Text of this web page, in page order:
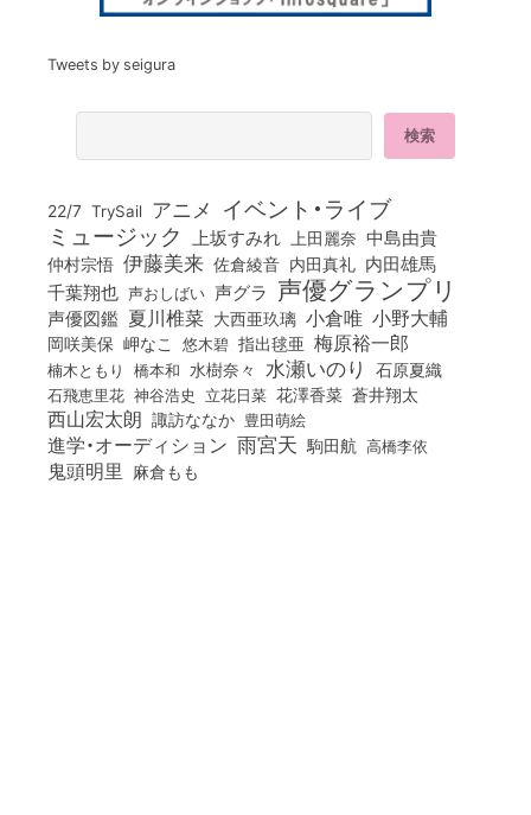
Tweets by seigura
22/7 TrySail アニメ イベント・ライブ
ミュージック 上坂すみれ 上田麗奈 中島由貴
仲村宗悟 伊藤美来 佐倉綾音 内田真礼 内田雄馬
千葉翔也 声おしばい 声グラ 声優グランプリ
声優図鑑 夏川椎菜 大西亜玖璃 小倉唯 小野大輔
岡咲美保 岬なこ 悠木碧 指出毬亜 梅原裕一郎
楠木ともり 橋本和 水樹奈々 水瀬いのり 石原夏織
石飛恵里花 神谷浩史 立花日菜 花澤香菜 蒼井翔太
西山宏太朗 諏訪ななか 豊田萌絵
進学・オーディション 雨宮天 駒田航 高橋李依
鬼頭明里 麻倉もも